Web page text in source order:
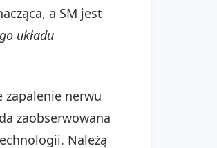
a SM jest
układu
zapalenie nerwu
zaobserwowana
Należą